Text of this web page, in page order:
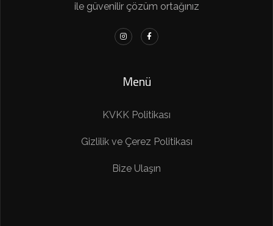
ile güvenilir çözüm ortağınız
Menü
KVKK Politikası
Gizlilik ve Çerez Politikası
Bize Ulaşın